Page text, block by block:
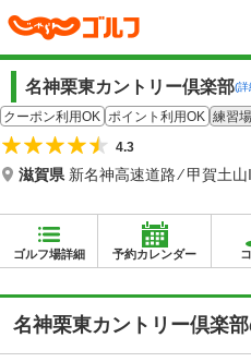
名神栗東カントリー倶楽部(詳
クーポン利用OK ポイント利用OK 練習
4.3
滋賀県 新名神高速道路 ⁄ 甲賀土
ゴルフ場詳細 予約カレンダー
名神栗東カントリー倶楽